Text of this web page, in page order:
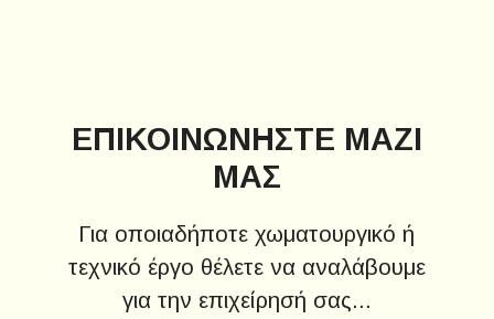
ΕΠΙΚΟΙΝΩΝΗΣΤΕ ΜΑΖΙ
ΜΑΣ
Για οποιαδήποτε χωματουργικό ή
τεχνικό έργο θέλετε να αναλάβουμε
για την επιχείρησή σας...